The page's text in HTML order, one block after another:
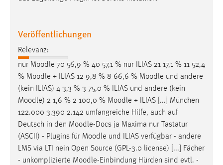
Veröffentlichungen
Relevanz:
nur Moodle 70 56,9 % 40 57,1 % nur ILIAS 21 17,1 % 11 52,4
% Moodle + ILIAS 12 9,8 % 8 66,6 % Moodle und andere
(kein ILIAS) 4 3,3 % 3 75,0 % ILIAS und andere (kein
Moodle) 2 1,6 % 2 100,0 % Moodle + ILIAS [...] München
122.000 3.390 2.142 umfangreiche Hilfe, auch auf
Deutsch in den Moodle-Docs ja Maxima nur Tastatur
(ASCII) - Plugins für Moodle und ILIAS verfügbar - andere
LMS via LTI nein Open Source (GPL-3.0 license) [...] Fächer
- unkomplizierte Moodle-Einbindung Hürden sind evtl. -